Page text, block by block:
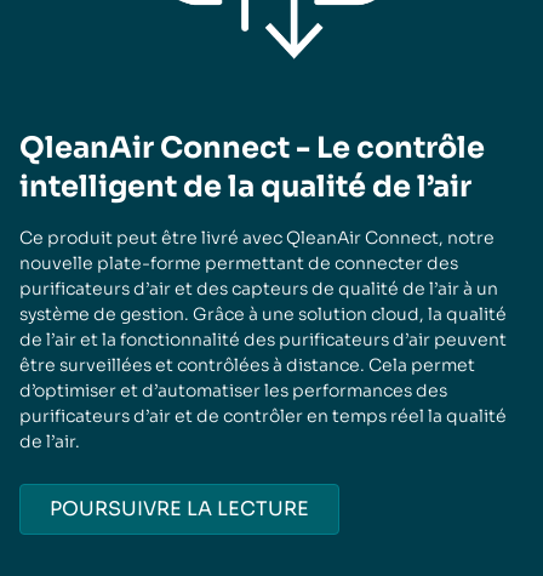
QleanAir Connect - Le contrôle
intelligent de la qualité de l’air
Ce produit peut être livré avec QleanAir Connect, notre
nouvelle plate-forme permettant de connecter des
purificateurs d’air et des capteurs de qualité de l’air à un
système de gestion. Grâce à une solution cloud, la qualité
de l’air et la fonctionnalité des purificateurs d’air peuvent
être surveillées et contrôlées à distance. Cela permet
d’optimiser et d’automatiser les performances des
purificateurs d’air et de contrôler en temps réel la qualité
de l’air.
POURSUIVRE LA LECTURE